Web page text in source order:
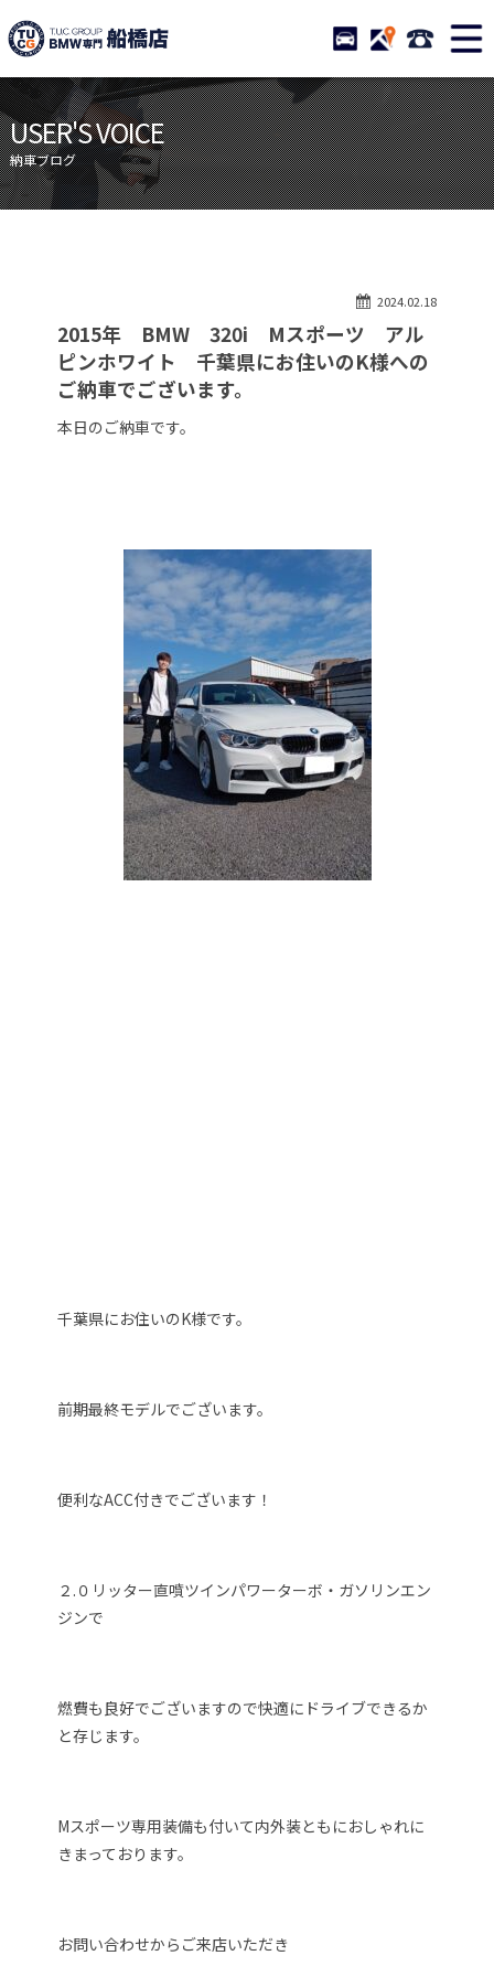
TUCグループ BMW専門 船
STOCK ACCESS 047-
ニュース
在庫リスト
目玉車両一覧
店舗紹介
保証＆サービス
アクセスマップ
自動車保険
TUCとは？
リクルート
納車blog
会社概要
USER'S VOICE
納車ブログ
2024.02.18
2015年 BMW 320i Mスポーツ アル
ピンホワイト 千葉県にお住いのK様への
ご納車でございます。
本日のご納車です。
千葉県にお住いのK様です。
前期最終モデルでございます。
便利なACC付きでございます！
２.０リッター直噴ツインパワーターボ・ガソリンエン
ジンで
燃費も良好でございますので快適にドライブできるか
と存じます。
Mスポーツ専用装備も付いて内外装ともにおしゃれに
きまっております。
お問い合わせからご来店いただき